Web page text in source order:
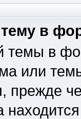
тему в
темы в
или
прежде